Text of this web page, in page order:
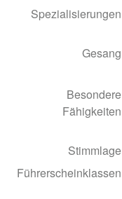
Spezialisierungen
Gesang
Besondere
Fähigkeiten
Stimmlage
Führerscheinklassen